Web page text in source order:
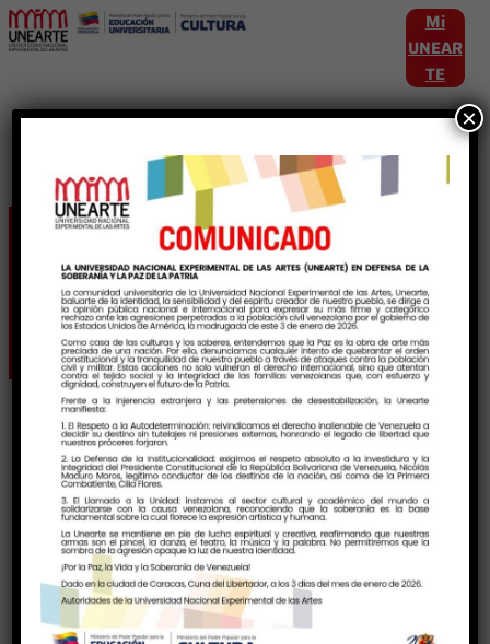
Mi
UNEAR
TE
Etiqueta:
SaberesAcademicos
×